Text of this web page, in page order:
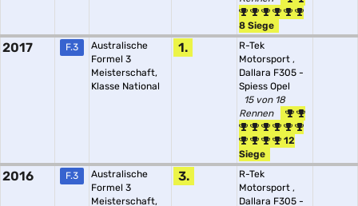
8 Siege
2017 F.3
Australische
Formel 3
Meisterschaft,
Klasse National
1.
R-Tek
Motorsport ,
Dallara F305 -
Spiess Opel
15 von 18
Rennen
12
Siege
2016 F.3
Australische
Formel 3
Meisterschaft,
3.
R-Tek
Motorsport ,
Dallara F305 -